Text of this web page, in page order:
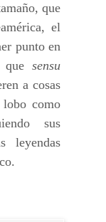
que
el
punto en
sensu
a cosas
como
sus
leyendas